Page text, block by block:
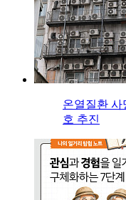
온열질환 사
호 추진